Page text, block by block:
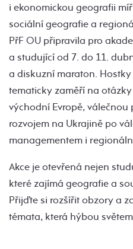
i ekonomickou geografii
sociální geografie a
PřF OU připravila pro
a studující od 7. do 11.
a diskuzní maraton. Hostky
tematicky zaměří na
východní Evropě,
rozvojem na Ukrajině po
managementem i
Akce je otevřená nejen
které zajímá geografie a
Přijďte si rozšířit obzory a
témata, která hýbou